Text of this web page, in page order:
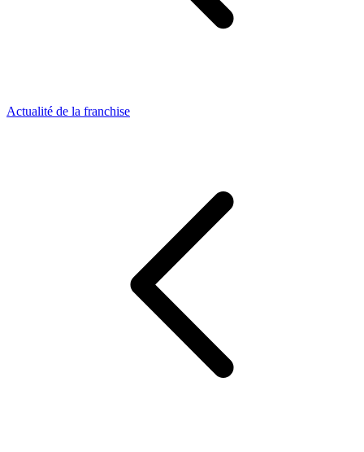
Actualité de la franchise